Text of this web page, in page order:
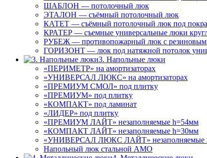
ШАБЛОН — потолочный люк
ЭТАЛОН — съёмный потолочный люк
КАТЕТ — съёмный потолочный люк под
КРАТЕР — съемные универсальные люки
РУБЕЖ — противопожарный люк с резиновым
ГОРИЗОНТ — люк под натяжной потолок
3. Напольные люки
«ПЕРИМЕТР» на амортизаторах
«УНИВЕРСАЛ ЛЮКС» на амортизаторах
«ПРЕМИУМ СМОЛ» под плитку
«ПРЕМИУМ» под плитку
«КОМПАКТ» под ламинат
«ЛИДЕР» под плитку
«ПРЕМИУМ ЛАЙТ» незаполняемые h=54мм
«КОМПАКТ ЛАЙТ» незаполняемые h=30мм
«УНИВЕРСАЛ ЛЮКС ЛАЙТ» незаполняемые
Напольный люк стальной АМО